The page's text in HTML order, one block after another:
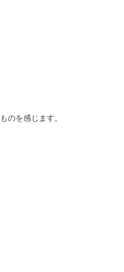
のを感じます。